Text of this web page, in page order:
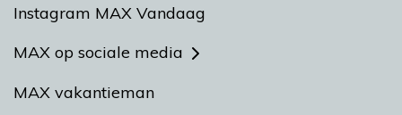
Instagram MAX Vandaag
MAX op sociale media
MAX vakantieman